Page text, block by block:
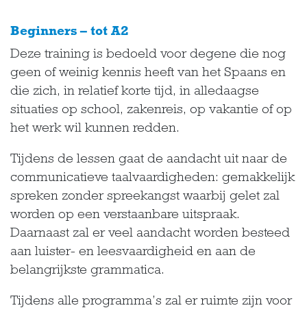
Beginners – tot A2
Deze training is bedoeld voor degene die nog
geen of weinig kennis heeft van het Spaans en
die zich, in relatief korte tijd, in alledaagse
situaties op school, zakenreis, op vakantie of op
het werk wil kunnen redden.
Tijdens de lessen gaat de aandacht uit naar de
communicatieve taalvaardigheden: gemakkelijk
spreken zonder spreekangst waarbij gelet zal
worden op een verstaanbare uitspraak.
Daarnaast zal er veel aandacht worden besteed
aan luister- en leesvaardigheid en aan de
belangrijkste grammatica.
Tijdens alle programma’s zal er ruimte zijn voor